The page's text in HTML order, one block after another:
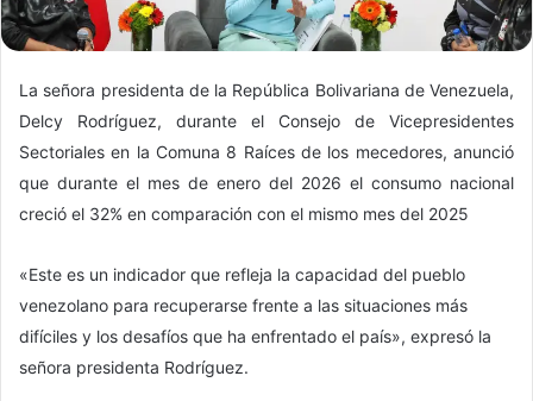
La señora presidenta de la República Bolivariana de Venezuela,
Delcy Rodríguez, durante el Consejo de Vicepresidentes
Sectoriales en la Comuna 8 Raíces de los mecedores, anunció
que durante el mes de enero del 2026 el consumo nacional
creció el 32% en comparación con el mismo mes del 2025
«Este es un indicador que refleja la capacidad del pueblo
venezolano para recuperarse frente a las situaciones más
difíciles y los desafíos que ha enfrentado el país», expresó la
señora presidenta Rodríguez.